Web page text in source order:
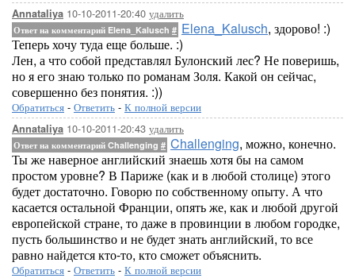
Annataliya 10-10-2011-20:40 удалить
Ответ на комментарий Elena_Kalusch # Elena_Kalusch, здорово! :)
Теперь хочу туда еще больше. :)
Лен, а что собой представлял Булонский лес? Не поверишь,
но я его знаю только по романам Золя. Какой он сейчас,
совершенно без понятия. :))
Обратиться - Ответить - К полной версии
Annataliya 10-10-2011-20:43 удалить
Ответ на комментарий Challenging # Challenging, можно, конечно.
Ты же наверное английский знаешь хотя бы на самом
простом уровне? В Париже (как и в любой столице) этого
будет достаточно. Говорю по собственному опыту. А что
касается остальной Франции, опять же, как и любой другой
европейской стране, то даже в провинции в любом городке,
пусть большинство и не будет знать английский, то все
равно найдется кто-то, кто сможет объяснить.
Обратиться - Ответить - К полной версии